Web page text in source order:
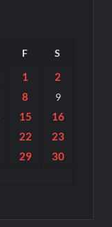
F S
1 2
8 9
15
16
22
23
29 30